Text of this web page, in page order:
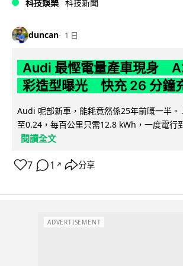
科技娛樂 科技新聞
duncan 1 日
Audi 最慳電量產車現身
彩造型曝光 快充 26 分鐘
Audi 呢部新車，能耗竟然係25年前嘅一半
至0.24，每百公里只需12.8 kWh，一度電行
閱讀全文
7 1 ↗ 分享
ADVERTISEMENT